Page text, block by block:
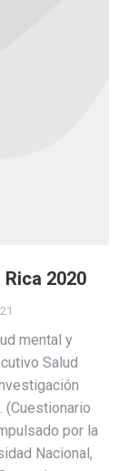
2020
mental y
Salud
(Cuestionario
por la
Nacional,